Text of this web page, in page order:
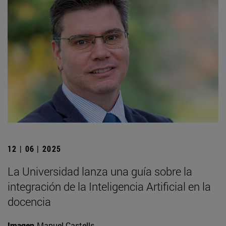
12 | 06 | 2025
La Universidad lanza una guía sobre la
integración de la Inteligencia Artificial en la
docencia